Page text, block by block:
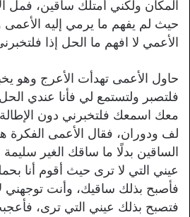
المكان ولكني أمتلك ساقين، فمل
حيث لم يفهم ما يرمي إليه الأعمى
الأعمي لا افهم ما الحل إذا
حاول الأعمى تهدأت الأعرج وهو
فلتصبر ولتستمع لي فأنا عندي
معك اسمعك فلتخبرني دون
لف ودوران، فقال الأعمى الفكرة
الساقين بدلًا ما ساقك الغير
عيني التي لا ترى حيث أقوم أنا
فأصبح بذلك ساقيك، وأنت توجهني
فتصبح بذلك عيني التي ترى،